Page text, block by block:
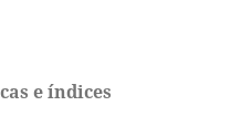
e índices